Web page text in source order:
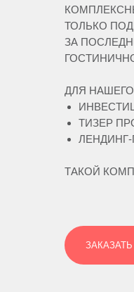
ТОЛЬКО
ЗА
ДЛЯ
ТИЗЕР
ТАКОЙ